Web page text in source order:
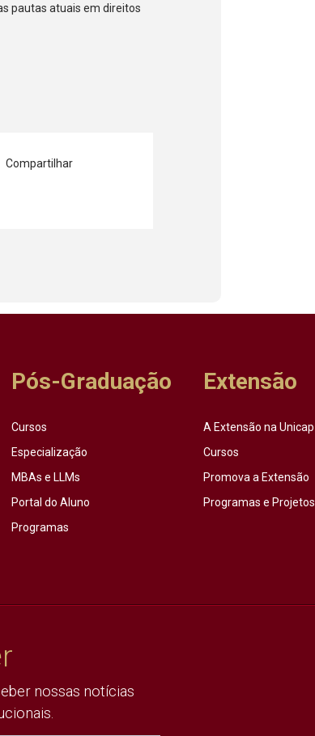
pautas atuais em direitos
Compartilhar
Pós-Graduação
Cursos
Especialização
MBAs e LLMs
Portal do Aluno
Programas
Extensão
A Extensão na Unicap
Cursos
Promova a Extensão
Programas e Projetos
nossas notícias